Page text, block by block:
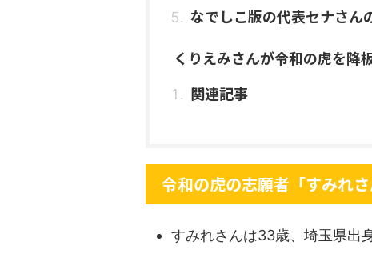
なでしこ版の代表セナさん
くりえみさんが令和の虎を降
関連記事
令和の虎の志願者「すみれ
すみれさんは33歳、埼玉県出